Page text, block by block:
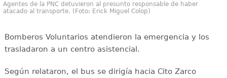
Agentes de la PNC detuvieron al presunto responsable de haber
atacado al transporte. (Foto: Erick Miguel Colop)
Bomberos Voluntarios atendieron la emergencia y los
trasladaron a un centro asistencial.
Según relataron, el bus se dirigía hacia Cito Zarco